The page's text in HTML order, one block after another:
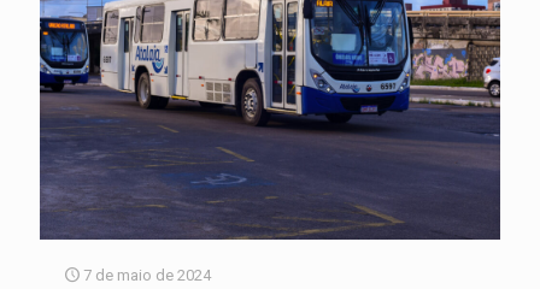
7 de maio de 2024